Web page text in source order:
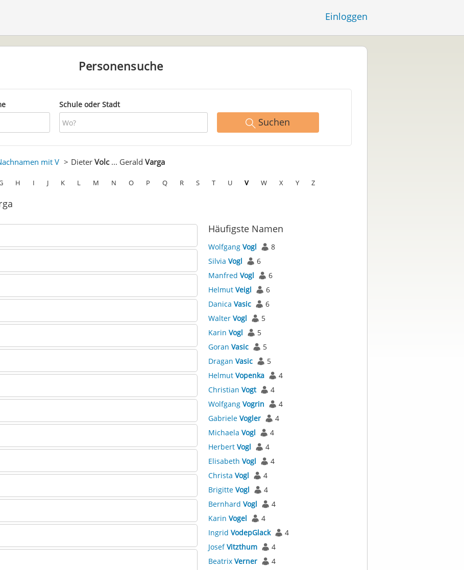
Einloggen
Personensuche
Schule oder Stadt
Suchen
mit V Dieter Volc... Gerald Varga
H I J K L M N O P Q R S T U V W X Y Z
Häufigste Namen
Wolfgang Vogl
8
Silvia Vogl
6
Manfred Vogl
6
Helmut Veigl
6
Danica Vasic
6
Walter Vogl
5
Karin Vogl
5
Goran Vasic
5
Dragan Vasic
5
Helmut Vopenka
4
Christian Vogt
4
Wolfgang Vogrin
4
Gabriele Vogler
4
Michaela Vogl
4
Herbert Vogl
4
Elisabeth Vogl
4
Christa Vogl
4
Brigitte Vogl
4
Bernhard Vogl
4
Karin Vogel
4
Ingrid VodepGlack
4
JosefVitzthum
4
Beatrix Verner
4